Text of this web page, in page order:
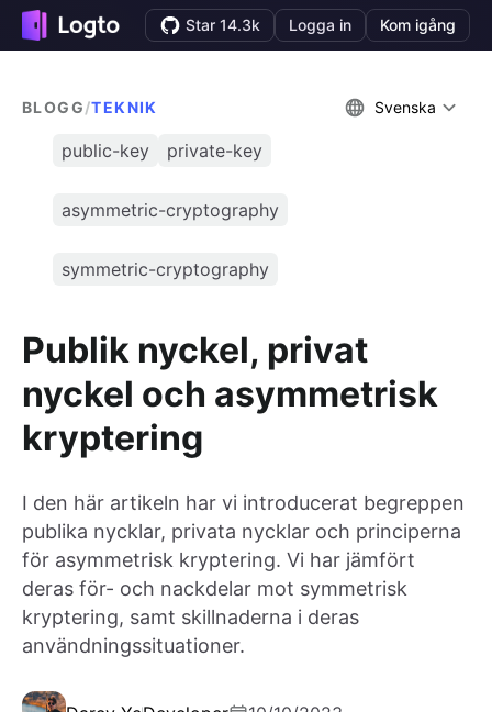
Star 14.3k Logga in Kom igång
BLOGG/TEKNIK Svenska
public-key private-key
asymmetric-cryptography
symmetric-cryptography
Publik nyckel, privat
nyckel och asymmetrisk
kryptering
I den här artikeln har vi introducerat begreppen
publika nycklar, privata nycklar och principerna
för asymmetrisk kryptering. Vi har jämfört
deras för- och nackdelar mot symmetrisk
kryptering, samt skillnaderna i deras
användningssituationer.